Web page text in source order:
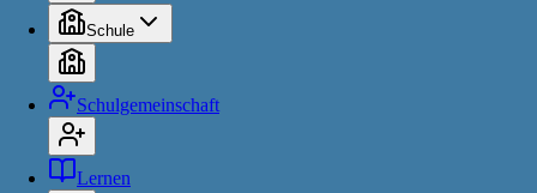
Schule
Schulgemeinschaft
Lernen